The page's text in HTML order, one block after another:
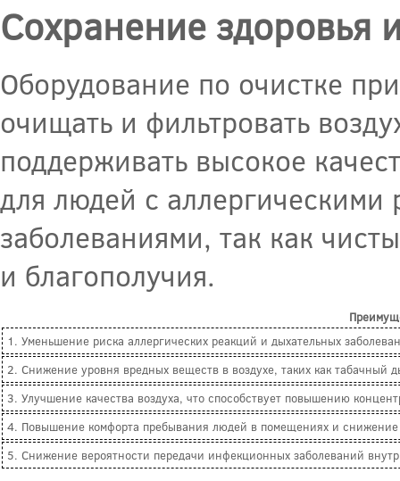
Сохранение здоровья
Оборудование по очистке
очищать и фильтровать
поддерживать высокое
для людей с
заболеваниями, так как
и благополучия.
1. Уменьшение риска аллергических реакций и дыхательных
2. Снижение уровня вредных веществ в воздухе, таких как табачный
3. Улучшение качества воздуха, что способствует повышению
4. Повышение комфорта пребывания людей в помещениях и
5. Снижение вероятности передачи инфекционных заболеваний